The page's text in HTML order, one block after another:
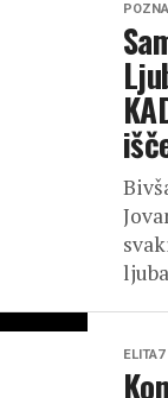
ELITA7